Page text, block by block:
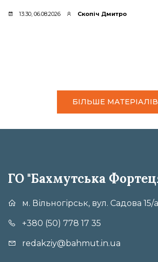
13:30, 06.08.2026 Скопіч Дмитро
БІЛЬШЕ МАТЕРІАЛІВ
ГО "Бахмутська
м. Вільногірськ, вул. Садова 15/а
+380 (50) 778 17 35
redakziy@bahmut.in.ua